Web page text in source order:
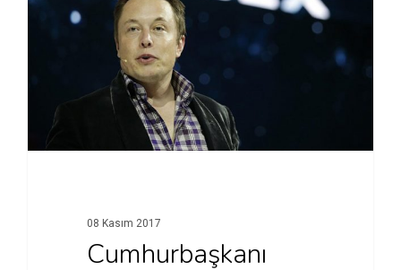
08 Kasım 2017
Cumhurbaşkanı